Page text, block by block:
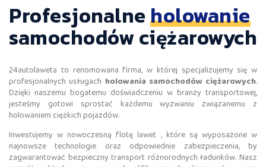
Profesjonalneholowanie
samochodów ciężarowych
24autolaweta to renomowana firma, w której specjalizujemy się w
profesjonalnych usługach holowania samochodów ciężarowych.
Dzięki naszemu bogatemu doświadczeniu w branży transportowej,
jesteśmy gotowi sprostać każdemu wyzwaniu związanemu z
holowaniem ciężkich pojazdów.
Inwestujemy w nowoczesną flotę lawet , które są wyposażone w
najnowsze technologie oraz odpowiednie zabezpieczenia, by
zagwarantować bezpieczny transport różnorodnych ładunków. Nasz